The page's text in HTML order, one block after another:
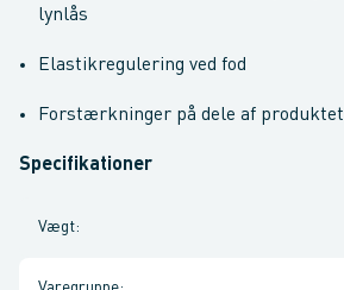
lynlås
Elastikregulering ved fod
Forstærkninger på dele af produktet
Specifikationer
Vægt: